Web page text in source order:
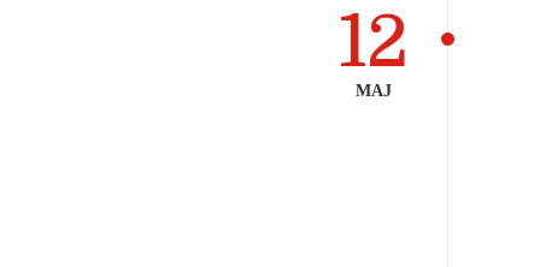
12
МАЈ